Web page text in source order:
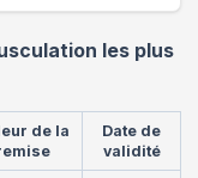
les plus
de la
Date de
validité